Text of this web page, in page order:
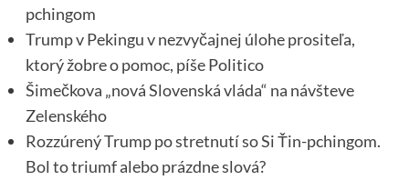
pchingom
Trump v Pekingu v nezvyčajnej úlohe prositeľa,
ktorý žobre o pomoc, píše Politico
Šimečkova „nová Slovenská vláda“ na návšteve
Zelenského
Rozzúrený Trump po stretnutí so Si Ťin-pchingom.
Bol to triumf alebo prázdne slová?